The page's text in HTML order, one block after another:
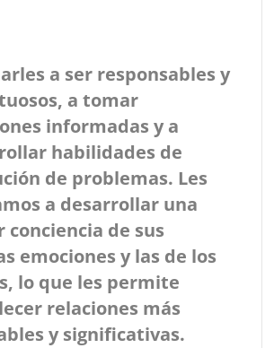
a ser responsables y
a tomar
informadas y a
habilidades de
de problemas. Les
a desarrollar una
conciencia de sus
emociones y las de los
lo que les permite
relaciones más
y significativas.